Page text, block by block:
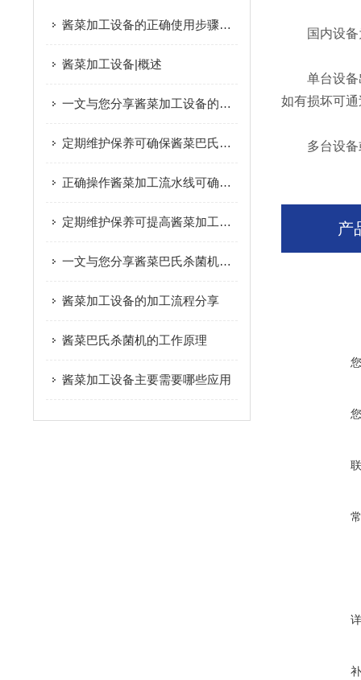
酱菜加工设备的正确使用步骤分享
酱菜加工设备|概述
一文与您分享酱菜加工设备的常见故障相应解决方法
定期维护保养可确保酱菜巴氏杀菌机的安全性
正确操作酱菜加工流水线可确保产品质量
定期维护保养可提高酱菜加工设备的生产效率
一文与您分享酱菜巴氏杀菌机的结构组成
酱菜加工设备的加工流程分享
酱菜巴氏杀菌机的工作原理
酱菜加工设备主要需要哪些应用
国内设备为
单台设备出
如有损坏可
多台设备或
产